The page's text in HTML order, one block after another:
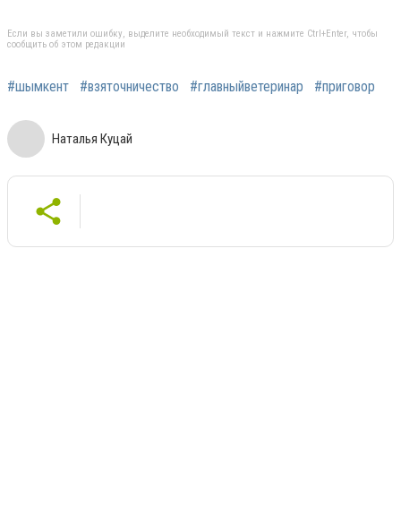
Если вы заметили ошибку, выделите необходимый текст и нажмите Ctrl+Enter, чтобы
сообщить об этом редакции
#шымкент #взяточничество #главныйветеринар #приговор
Наталья Куцай